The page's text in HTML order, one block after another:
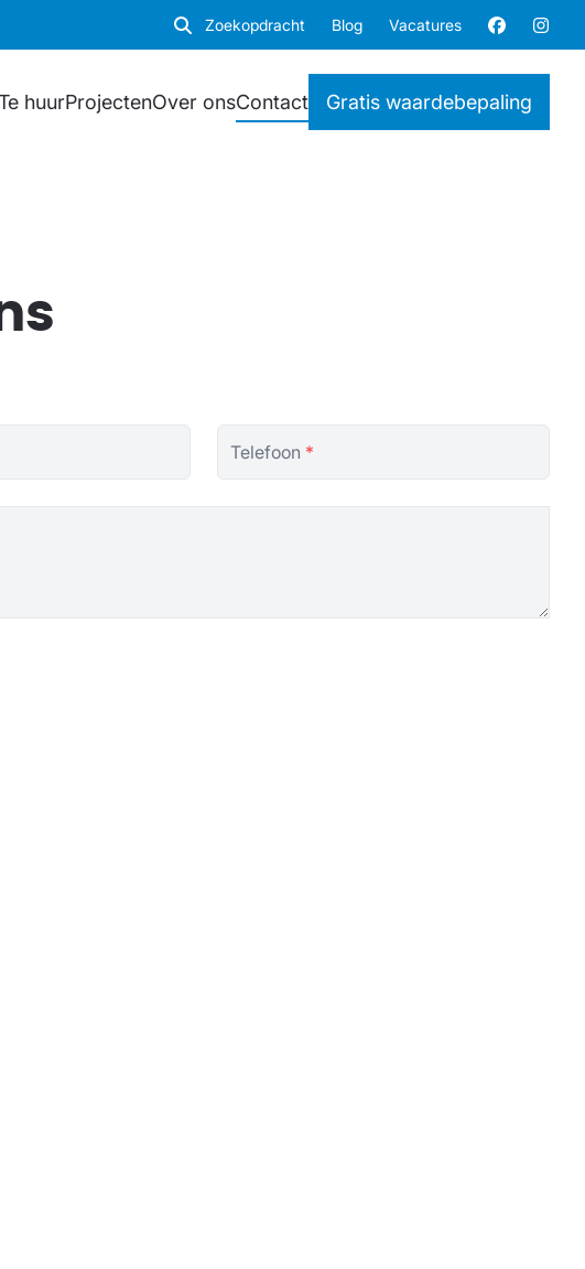
Zoekopdracht Blog Vacatures
huurProjectenOver onsContact Gratis waardebepaling
Telefoon *